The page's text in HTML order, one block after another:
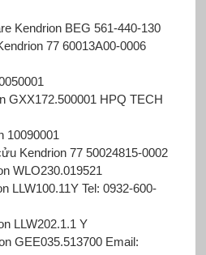
Kendrion BEG 561-440-130
77 60013A00-0006
GXX172.500001 HPQ TECH
10090001
Kendrion 77 50024815-0002
WLO230.019521
LLW100.11Y Tel: 0932-600-
LLW202.1.1 Y
GEE035.513700 Email: